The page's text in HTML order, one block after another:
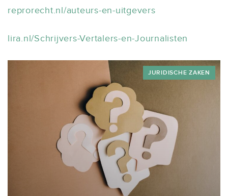
reprorecht.nl/auteurs-en-uitgevers
lira.nl/Schrijvers-Vertalers-en-Journalisten
JURIDISCHE ZAKEN